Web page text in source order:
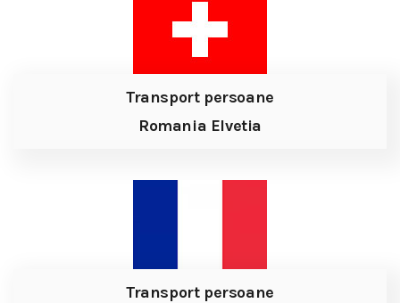
Transport persoane
Romania Elvetia
Transport persoane